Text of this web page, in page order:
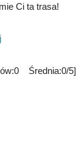
Ci ta trasa!
Średnia:0/5]